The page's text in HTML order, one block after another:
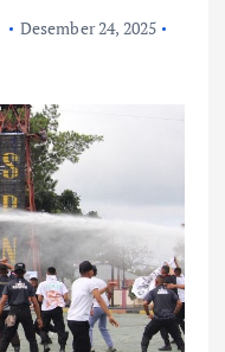
Desember 24, 2025